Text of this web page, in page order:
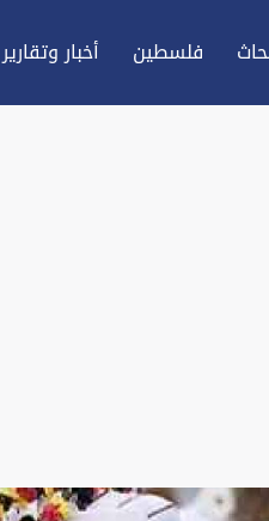
فلسطين أخبار وتقارير